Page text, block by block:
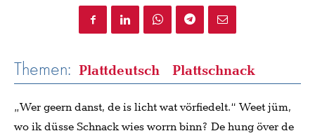
Themen: Plattdeutsch Plattschnack
„Wer geern danst, de is licht wat vörfiedelt.“ Weet jüm,
wo ik düsse Schnack wies worrn binn? De hung över de